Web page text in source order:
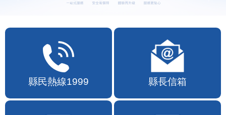
縣民熱線1999 縣長信箱